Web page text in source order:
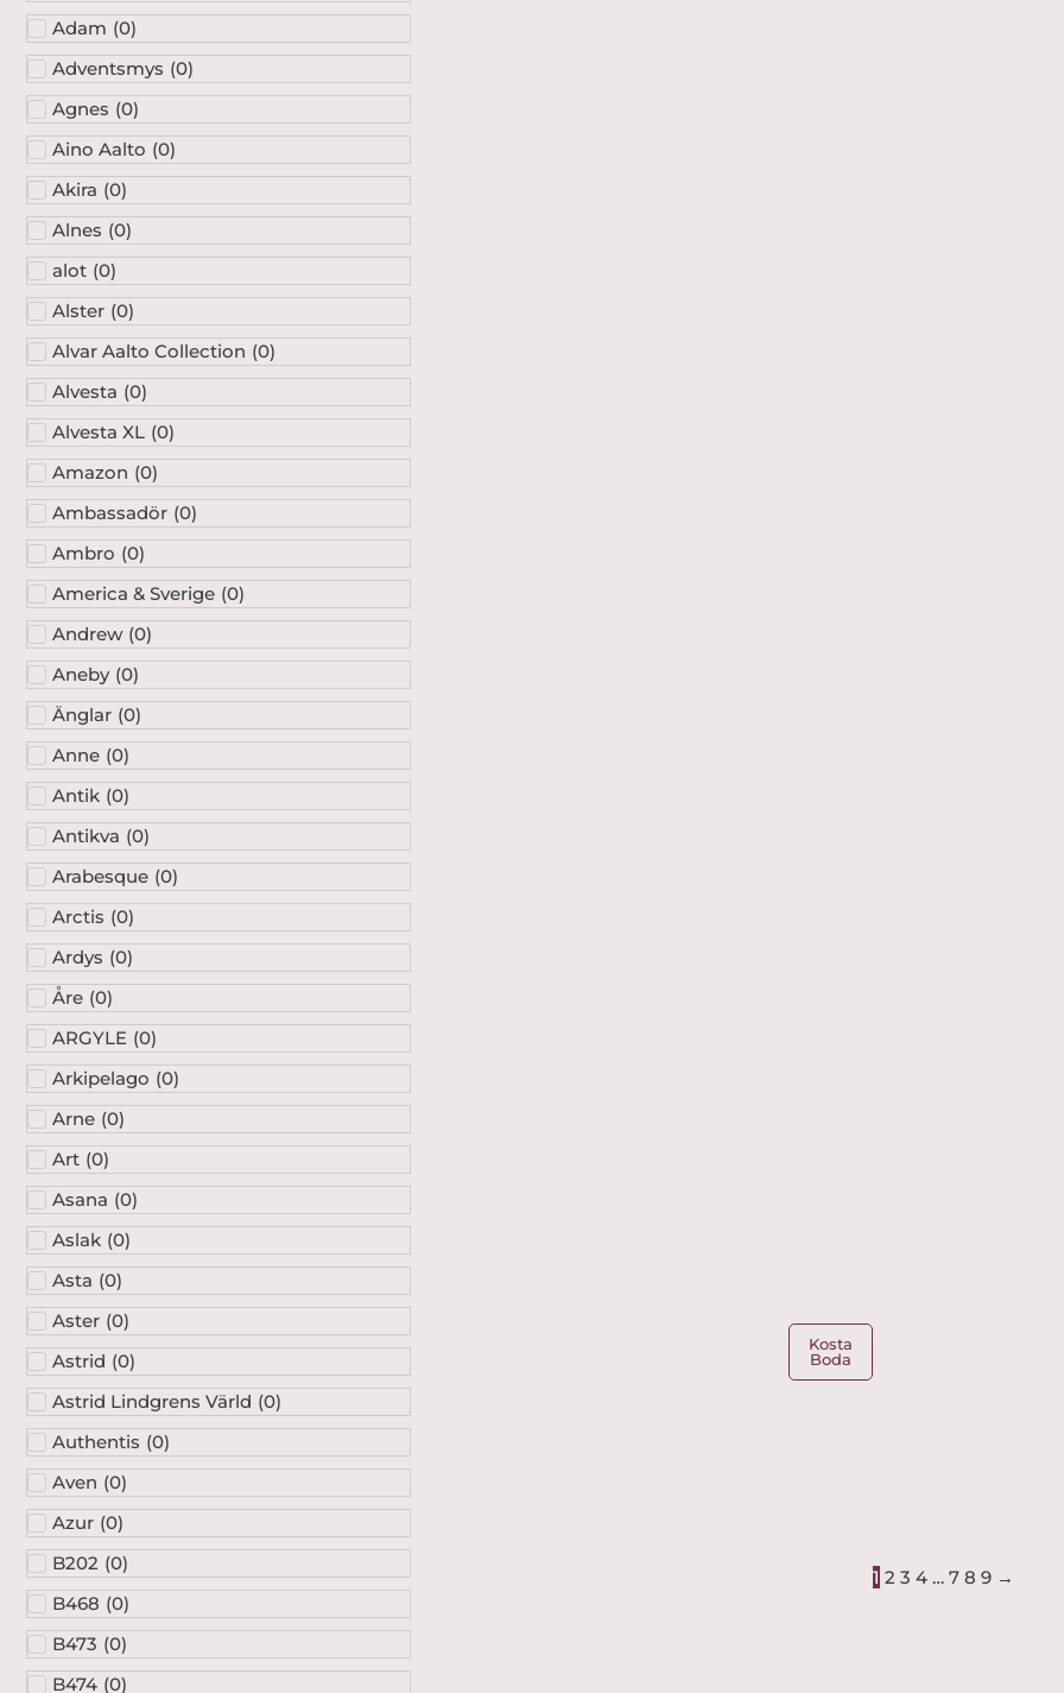
Adam (0)
Adventsmys (0)
Agnes (0)
Aino Aalto (0)
Akira (0)
Alnes (0)
alot (0)
Alster (0)
Alvar Aalto Collection (0)
Alvesta (0)
Alvesta XL (0)
Amazon (0)
Ambassadör (0)
Ambro (0)
America & Sverige (0)
Andrew (0)
Aneby (0)
Änglar (0)
Anne (0)
Antik (0)
Antikva (0)
Arabesque (0)
Arctis (0)
Ardys (0)
Åre (0)
ARGYLE (0)
Arkipelago (0)
Arne (0)
Art (0)
Asana (0)
Aslak (0)
Asta (0)
Aster (0)
Astrid (0)
Astrid Lindgrens Värld (0)
Authentis (0)
Aven (0)
Azur (0)
B202 (0)
B468 (0)
B473 (0)
B474 (0)
Kosta
Boda
1 2 3 4 … 7 8 9 →